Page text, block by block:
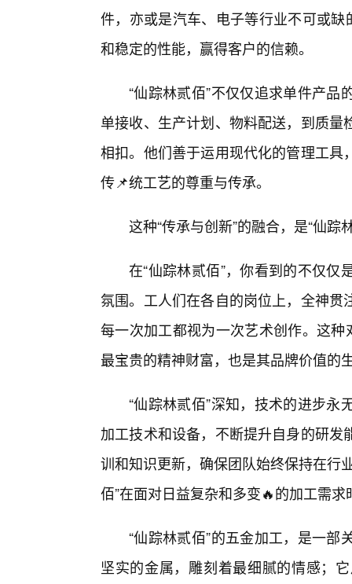
件，亦或是汽车、电子等行业不可或
和稳定的性能，赢得客户的信赖。
“仙踪林贰佰”不仅仅追求单件产
单接收、生产计划、物料配送，到质
相扣。他们善于运用现代化的管理工
传📌统工艺的尊重与传承。
这种“传承与创新”的融合，是“仙
在“仙踪林贰佰”，你看到的不仅
氛围。工人们在各自的岗位上，全神
每一次加工都视为一次艺术创作。这
最宝贵的精神财富，也是其品牌价值的
“仙踪林贰佰”深知，技术的进步
加工技术和设备，不断提升自身的研
训和知识更新，确保团队始终保持在行
佰”在面对日益复杂和多变🔥的加工需
“仙踪林贰佰”的五金加工，是一
坚实的金属，雕刻着最细腻的情感；